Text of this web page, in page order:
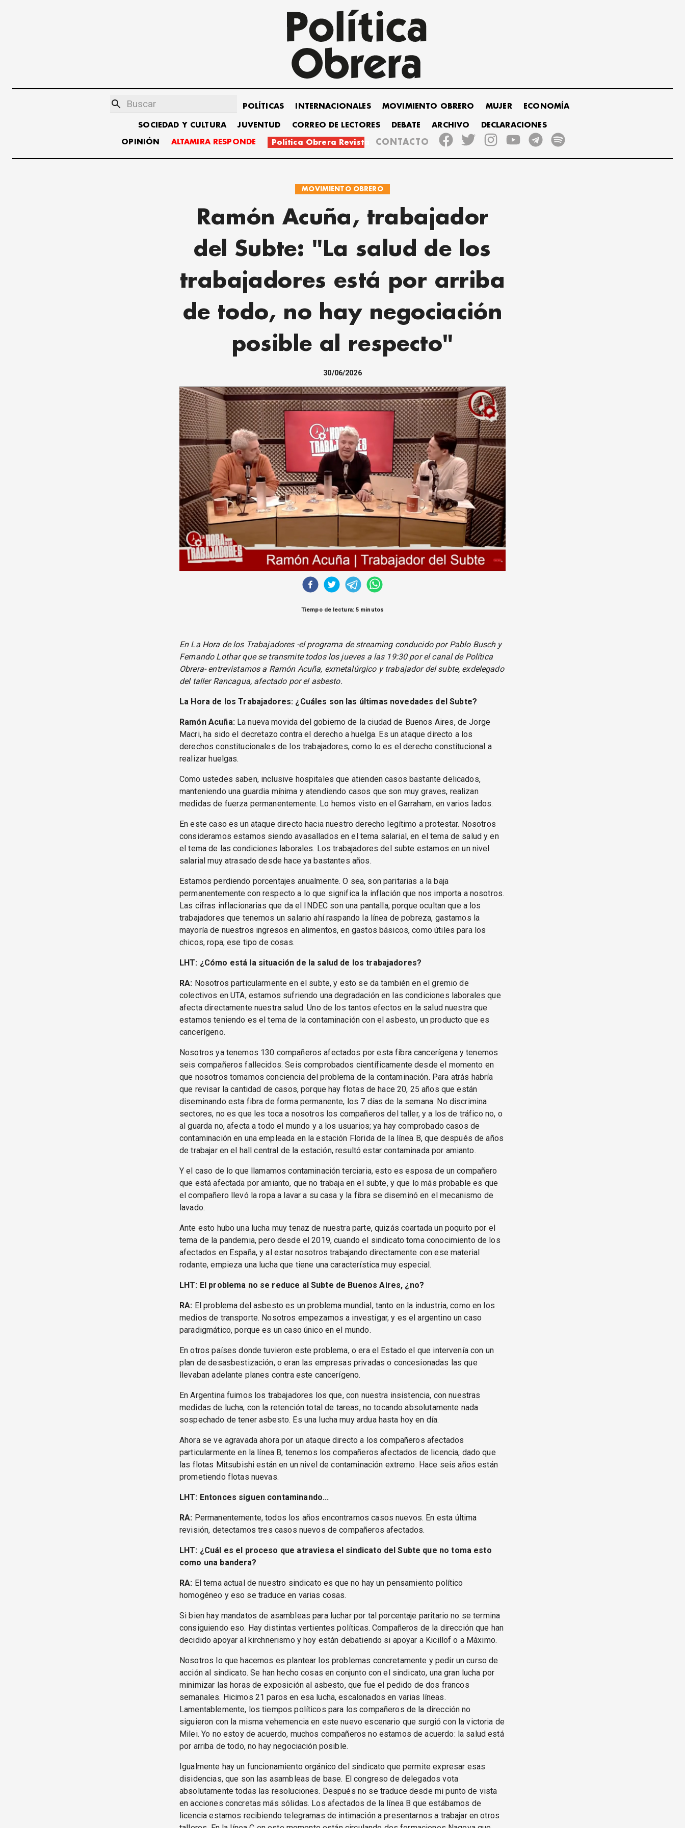
POLÍTICAS INTERNACIONALES MOVIMIENTO OBRERO MUJER ECONOMÍA
SOCIEDAD Y CULTURA JUVENTUD CORREO DE LECTORES DEBATE ARCHIVO DECLARACIONES
OPINIÓN ALTAMIRA RESPONDE Política Obrera Revista CONTACTO
MOVIMIENTO OBRERO
Ramón Acuña, trabajador
del Subte: "La salud de los
trabajadores está por arriba
de todo, no hay negociación
posible al respecto"
30/06/2026
Tiempo de lectura: 5 minutos
En La Hora de los Trabajadores -el programa de streaming conducido por Pablo Busch y
Fernando Lothar que se transmite todos los jueves a las 19:30 por el canal de Política
Obrera- entrevistamos a Ramón Acuña, exmetalúrgico y trabajador del subte, exdelegado
del taller Rancagua, afectado por el asbesto.
La Hora de los Trabajadores: ¿Cuáles son las últimas novedades del Subte?
Ramón Acuña:La nueva movida del gobierno de la ciudad de Buenos Aires, de Jorge
Macri, ha sido el decretazo contra el derecho a huelga. Es un ataque directo a los
derechos constitucionales de los trabajadores, como lo es el derecho constitucional a
realizar huelgas.
Como ustedes saben, inclusive hospitales que atienden casos bastante delicados,
manteniendo una guardia mínima y atendiendo casos que son muy graves, realizan
medidas de fuerza permanentemente. Lo hemos visto en el Garraham, en varios lados.
En este caso es un ataque directo hacia nuestro derecho legítimo a protestar. Nosotros
consideramos estamos siendo avasallados en el tema salarial, en el tema de salud y en
el tema de las condiciones laborales. Los trabajadores del subte estamos en un nivel
salarial muy atrasado desde hace ya bastantes años.
Estamos perdiendo porcentajes anualmente. O sea, son paritarias a la baja
permanentemente con respecto a lo que significa la inflación que nos importa a nosotros.
Las cifras inflacionarias que da el INDEC son una pantalla, porque ocultan que a los
trabajadores que tenemos un salario ahí raspando la línea de pobreza, gastamos la
mayoría de nuestros ingresos en alimentos, en gastos básicos, como útiles para los
chicos, ropa, ese tipo de cosas.
LHT: ¿Cómo está la situación de la salud de los trabajadores?
RA: Nosotros particularmente en el subte, y esto se da también en el gremio de
colectivos en UTA, estamos sufriendo una degradación en las condiciones laborales que
afecta directamente nuestra salud. Uno de los tantos efectos en la salud nuestra que
estamos teniendo es el tema de la contaminación con el asbesto, un producto que es
cancerígeno.
Nosotros ya tenemos 130 compañeros afectados por esta fibra cancerígena y tenemos
seis compañeros fallecidos. Seis comprobados científicamente desde el momento en
que nosotros tomamos conciencia del problema de la contaminación. Para atrás habría
que revisar la cantidad de casos, porque hay flotas de hace 20, 25 años que están
diseminando esta fibra de forma permanente, los 7 días de la semana. No discrimina
sectores, no es que les toca a nosotros los compañeros del taller, y a los de tráfico no, o
al guarda no, afecta a todo el mundo y a los usuarios; ya hay comprobado casos de
contaminación en una empleada en la estación Florida de la línea B, que después de años
de trabajar en el hall central de la estación, resultó estar contaminada por amianto.
Y el caso de lo que llamamos contaminación terciaria, esto es esposa de un compañero
que está afectada por amianto, que no trabaja en el subte, y que lo más probable es que
el compañero llevó la ropa a lavar a su casa y la fibra se diseminó en el mecanismo de
lavado.
Ante esto hubo una lucha muy tenaz de nuestra parte, quizás coartada un poquito por el
tema de la pandemia, pero desde el 2019, cuando el sindicato toma conocimiento de los
afectados en España, y al estar nosotros trabajando directamente con ese material
rodante, empieza una lucha que tiene una característica muy especial.
LHT: El problema no se reduce al Subte de Buenos Aires, ¿no?
RA: El problema del asbesto es un problema mundial, tanto en la industria, como en los
medios de transporte. Nosotros empezamos a investigar, y es el argentino un caso
paradigmático, porque es un caso único en el mundo.
En otros países donde tuvieron este problema, o era el Estado el que intervenía con un
plan de desasbestización, o eran las empresas privadas o concesionadas las que
llevaban adelante planes contra este cancerígeno.
En Argentina fuimos los trabajadores los que, con nuestra insistencia, con nuestras
medidas de lucha, con la retención total de tareas, no tocando absolutamente nada
sospechado de tener asbesto. Es una lucha muy ardua hasta hoy en día.
Ahora se ve agravada ahora por un ataque directo a los compañeros afectados
particularmente en la línea B, tenemos los compañeros afectados de licencia, dado que
las flotas Mitsubishi están en un nivel de contaminación extremo. Hace seis años están
prometiendo flotas nuevas.
LHT: Entonces siguen contaminando...
RA: Permanentemente, todos los años encontramos casos nuevos. En esta última
revisión, detectamos tres casos nuevos de compañeros afectados.
LHT: ¿Cuál es el proceso que atraviesa el sindicato del Subte que no toma esto
como una bandera?
RA: El tema actual de nuestro sindicato es que no hay un pensamiento político
homogéneo y eso se traduce en varias cosas.
Si bien hay mandatos de asambleas para luchar por tal porcentaje paritario no se termina
consiguiendo eso. Hay distintas vertientes políticas. Compañeros de la dirección que han
decidido apoyar al kirchnerismo y hoy están debatiendo si apoyar a Kicillof o a Máximo.
Nosotros lo que hacemos es plantear los problemas concretamente y pedir un curso de
acción al sindicato. Se han hecho cosas en conjunto con el sindicato, una gran lucha por
minimizar las horas de exposición al asbesto, que fue el pedido de dos francos
semanales. Hicimos 21 paros en esa lucha, escalonados en varias líneas.
Lamentablemente, los tiempos políticos para los compañeros de la dirección no
siguieron con la misma vehemencia en este nuevo escenario que surgió con la victoria de
Milei. Yo no estoy de acuerdo, muchos compañeros no estamos de acuerdo: la salud está
por arriba de todo, no hay negociación posible.
Igualmente hay un funcionamiento orgánico del sindicato que permite expresar esas
disidencias, que son las asambleas de base. El congreso de delegados vota
absolutamente todas las resoluciones. Después no se traduce desde mi punto de vista
en acciones concretas más sólidas. Los afectados de la línea B que estábamos de
licencia estamos recibiendo telegramas de intimación a presentarnos a trabajar en otros